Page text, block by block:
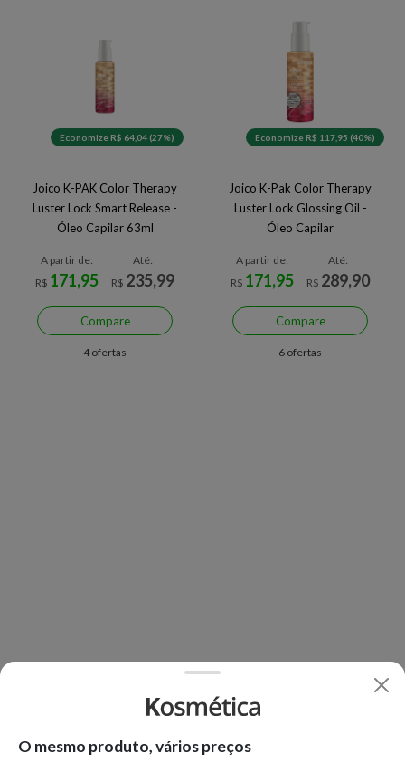
Economize R$ 64,04 (27%)
Joico K-PAK Color Therapy
Luster Lock Smart Release -
Óleo Capilar 63ml
A partir de:
R$ 171,95
Até:
R$ 235,99
Compare
4 ofertas
Economize R$ 117,95 (40%)
Joico K-Pak Color Therapy
Luster Lock Glossing Oil -
Óleo Capilar
A partir de:
R$ 171,95
Até:
R$ 289,90
Compare
6 ofertas
O mesmo produto, vários preços